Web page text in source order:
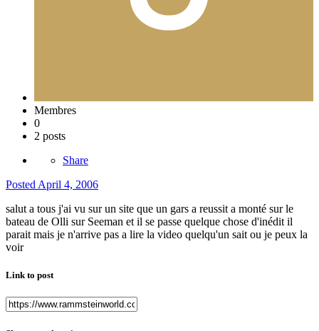
Membres
0
2 posts
Share
Posted April 4, 2006
salut a tous j'ai vu sur un site que un gars a reussit a monté sur le
bateau de Olli sur Seeman et il se passe quelque chose d'inédit il
parait mais je n'arrive pas a lire la video quelqu'un sait ou je peux la
voir
Link to post